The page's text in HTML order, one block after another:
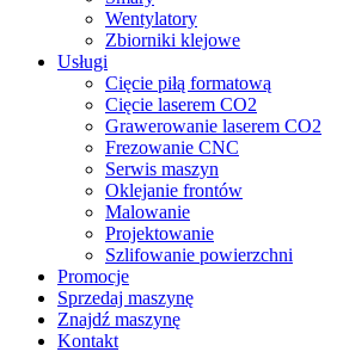
Wentylatory
Zbiorniki klejowe
Usługi
Cięcie piłą formatową
Cięcie laserem CO2
Grawerowanie laserem CO2
Frezowanie CNC
Serwis maszyn
Oklejanie frontów
Malowanie
Projektowanie
Szlifowanie powierzchni
Promocje
Sprzedaj maszynę
Znajdź maszynę
Kontakt